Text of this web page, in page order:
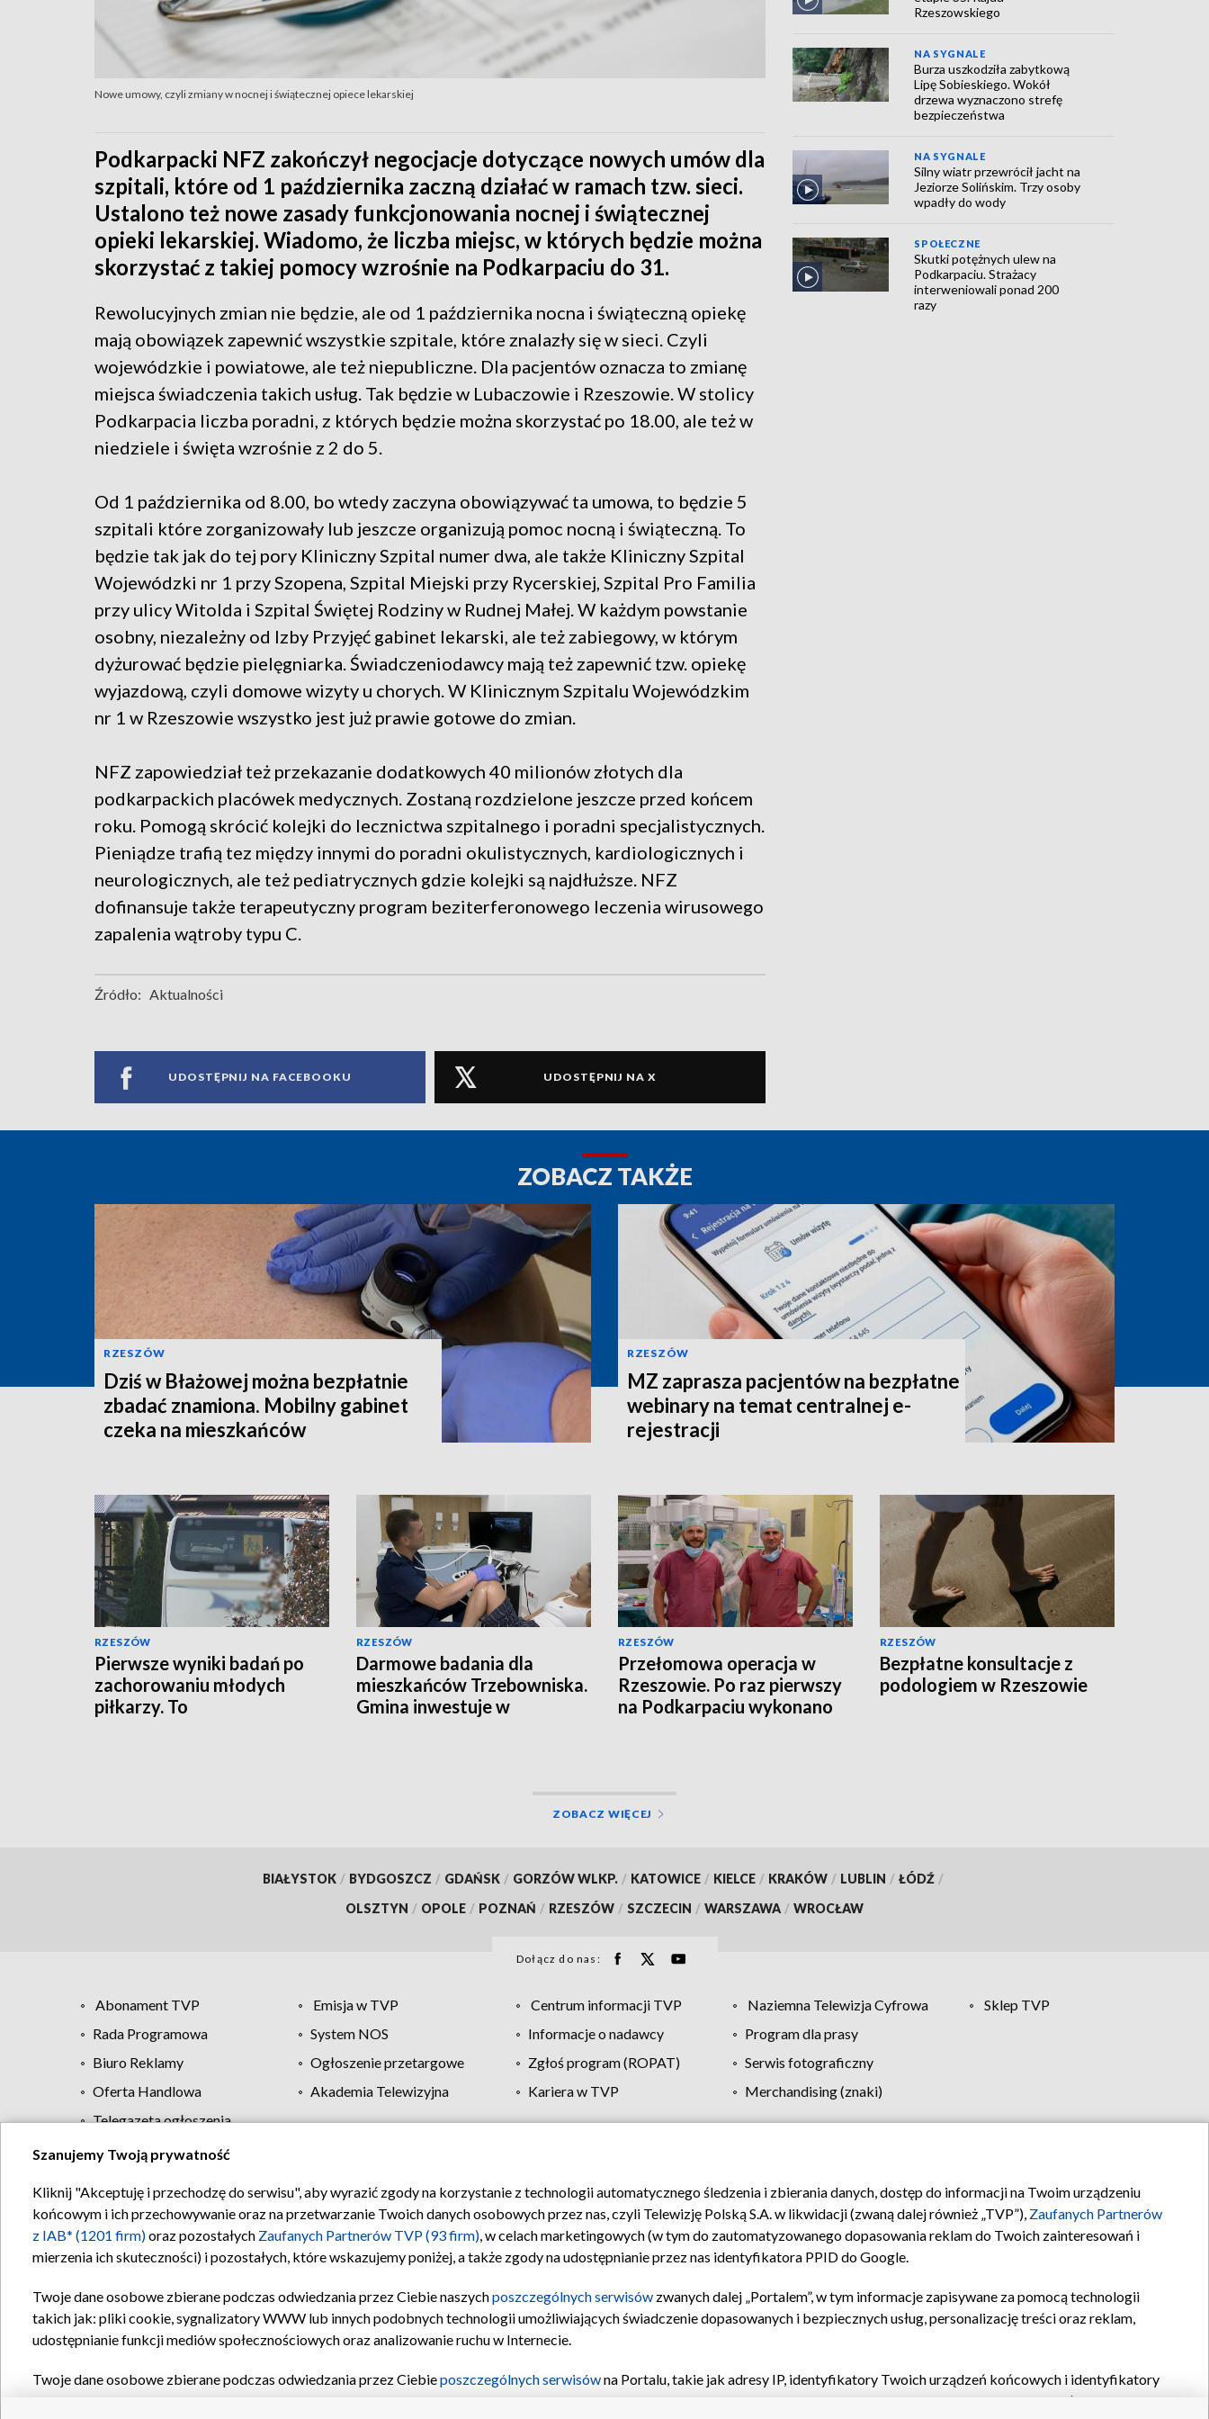
Nowe umowy, czyli zmiany w nocnej i świątecznej opiece lekarskiej
Podkarpacki NFZ zakończył negocjacje dotyczące nowych umów dla
szpitali, które od 1 października zaczną działać w ramach tzw. sieci.
Ustalono też nowe zasady funkcjonowania nocnej i świątecznej
opieki lekarskiej. Wiadomo, że liczba miejsc, w których będzie można
skorzystać z takiej pomocy wzrośnie na Podkarpaciu do 31.
Rewolucyjnych zmian nie będzie, ale od 1 października nocna i świąteczną opiekę
mają obowiązek zapewnić wszystkie szpitale, które znalazły się w sieci. Czyli
wojewódzkie i powiatowe, ale też niepubliczne. Dla pacjentów oznacza to zmianę
miejsca świadczenia takich usług. Tak będzie w Lubaczowie i Rzeszowie. W stolicy
Podkarpacia liczba poradni, z których będzie można skorzystać po 18.00, ale też w
niedziele i święta wzrośnie z 2 do 5.
Od 1 października od 8.00, bo wtedy zaczyna obowiązywać ta umowa, to będzie 5
szpitali które zorganizowały lub jeszcze organizują pomoc nocną i świąteczną. To
będzie tak jak do tej pory Kliniczny Szpital numer dwa, ale także Kliniczny Szpital
Wojewódzki nr 1 przy Szopena, Szpital Miejski przy Rycerskiej, Szpital Pro Familia
przy ulicy Witolda i Szpital Świętej Rodziny w Rudnej Małej. W każdym powstanie
osobny, niezależny od Izby Przyjęć gabinet lekarski, ale też zabiegowy, w którym
dyżurować będzie pielęgniarka. Świadczeniodawcy mają też zapewnić tzw. opiekę
wyjazdową, czyli domowe wizyty u chorych. W Klinicznym Szpitalu Wojewódzkim
nr 1 w Rzeszowie wszystko jest już prawie gotowe do zmian.
NFZ zapowiedział też przekazanie dodatkowych 40 milionów złotych dla
podkarpackich placówek medycznych. Zostaną rozdzielone jeszcze przed końcem
roku. Pomogą skrócić kolejki do lecznictwa szpitalnego i poradni specjalistycznych.
Pieniądze trafią tez między innymi do poradni okulistycznych, kardiologicznych i
neurologicznych, ale też pediatrycznych gdzie kolejki są najdłuższe. NFZ
dofinansuje także terapeutyczny program beziterferonowego leczenia wirusowego
zapalenia wątroby typu C.
Źródło: Aktualności
UDOSTĘPNIJ NA FACEBOOKU UDOSTĘPNIJ NA X
Rzeszowskiego
NA SYGNALE
Burza uszkodziła zabytkową
Lipę Sobieskiego. Wokół
drzewa wyznaczono strefę
bezpieczeństwa
NA SYGNALE
Silny wiatr przewrócił jacht na
Jeziorze Solińskim. Trzy osoby
wpadły do wody
SPOŁECZNE
Skutki potężnych ulew na
Podkarpaciu. Strażacy
interweniowali ponad 200
razy
ZOBACZ TAKŻE
RZESZÓW
Dziś w Błażowej można bezpłatnie
zbadać znamiona. Mobilny gabinet
czeka na mieszkańców
RZESZÓW
MZ zaprasza pacjentów na bezpłatne
webinary na temat centralnej e-
rejestracji
RZESZÓW
Pierwsze wyniki badań po
zachorowaniu młodych
piłkarzy. To
RZESZÓW
Darmowe badania dla
mieszkańców Trzebowniska.
Gmina inwestuje w
RZESZÓW
Przełomowa operacja w
Rzeszowie. Po raz pierwszy
na Podkarpaciu wykonano
RZESZÓW
Bezpłatne konsultacje z
podologiem w Rzeszowie
ZOBACZ WIĘCEJ
BIAŁYSTOK / BYDGOSZCZ / GDAŃSK / GORZÓW WLKP. / KATOWICE / KIELCE / KRAKÓW / LUBLIN / ŁÓDŹ /
OLSZTYN / OPOLE / POZNAŃ / RZESZÓW / SZCZECIN / WARSZAWA / WROCŁAW
Dołącz do nas:
Abonament TVP Emisja w TVP Centrum informacji TVP Naziemna Telewizja Cyfrowa
Sklep TVP
Rada Programowa
System NOS Informacje o nadawcy
Program dla prasy
Biuro Reklamy
Ogłoszenie przetargowe Zgłoś program (ROPAT)
Serwis fotograficzny
Oferta Handlowa
Akademia Telewizyjna Kariera w TVP
Merchandising (znaki)
Telegazeta ogłoszenia
Regulamin TVP Polityka prywatności Moje zgody Pomoc Biuro reklamy Kontakt
Szanujemy Twoją prywatność
Kliknij "Akceptuję i przechodzę do serwisu", aby wyrazić zgody na korzystanie z technologii automatycznego śledzenia i zbierania danych, dostęp do informacji na Twoim urządzeniu
końcowym i ich przechowywanie oraz na przetwarzanie Twoich danych osobowych przez nas, czyli Telewizję Polską S.A. w likwidacji (zwaną dalej również „TVP”), Zaufanych Partnerów
z IAB* (1201 firm)oraz pozostałych Zaufanych Partnerów TVP (93 firm), w celach marketingowych (w tym do zautomatyzowanego dopasowania reklam do Twoich zainteresowań i
mierzenia ich skuteczności) i pozostałych, które wskazujemy poniżej, a także zgody na udostępnianie przez nas identyfikatora PPID do Google.
Twoje dane osobowe zbierane podczas odwiedzania przez Ciebie naszychposzczególnych serwisów zwanych dalej „Portalem”, w tym informacje zapisywane za pomocą technologii
takich jak: pliki cookie, sygnalizatory WWW lub innych podobnych technologii umożliwiających świadczenie dopasowanych i bezpiecznych usług, personalizację treści oraz reklam,
udostępnianie funkcji mediów społecznościowych oraz analizowanie ruchu w Internecie.
Twoje dane osobowe zbierane podczas odwiedzania przez Ciebieposzczególnych serwisówna Portalu, takie jak adresy IP, identyfikatory Twoich urządzeń końcowych i identyfikatory
oraz pozostałych